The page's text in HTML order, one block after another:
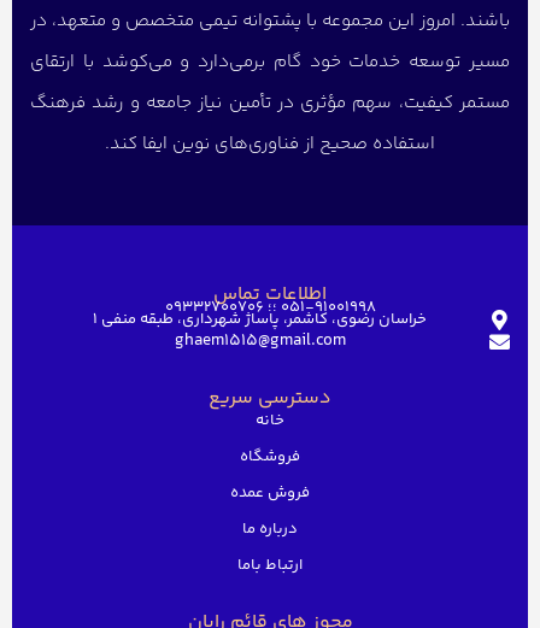
باشند. امروز این مجموعه با پشتوانه تیمی متخصص و متعهد، در
مسیر توسعه خدمات خود گام برمی‌دارد و می‌کوشد با ارتقای
مستمر کیفیت، سهم مؤثری در تأمین نیاز جامعه و رشد فرهنگ
استفاده صحیح از فناوری‌های نوین ایفا کند.
اطلاعات تماس051-91001998 ؛؛ 09332700706
خراسان رضوی، کاشمر، پاساژ شهرداری، طبقه منفی ۱
ghaem1515@gmail.com
دسترسی سریع
خانه
فروشگاه
فروش عمده
درباره ما
ارتباط باما